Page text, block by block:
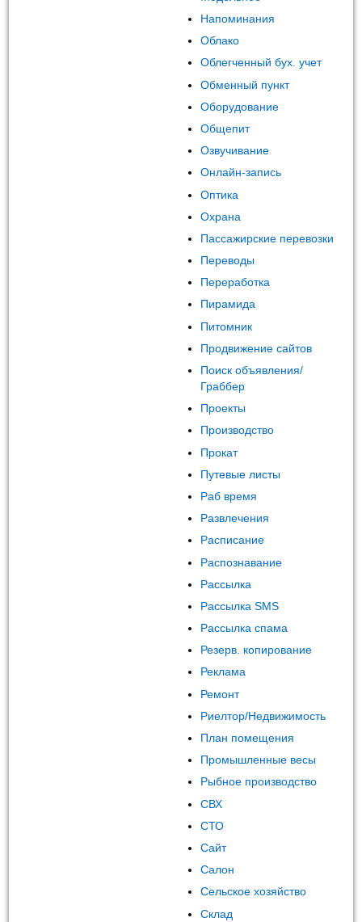
Напоминания
Облако
Облегченный бух. учет
Обменный пункт
Оборудование
Общепит
Озвучивание
Онлайн-запись
Оптика
Охрана
Пассажирские перевозки
Переводы
Переработка
Пирамида
Питомник
Продвижение сайтов
Поиск объявления/
Граббер
Проекты
Производство
Прокат
Путевые листы
Раб время
Развлечения
Расписание
Распознавание
Рассылка
Рассылка SMS
Рассылка спама
Резерв. копирование
Реклама
Ремонт
Риелтор/Недвижимость
План помещения
Промышленные весы
Рыбное производство
СВХ
СТО
Сайт
Салон
Сельское хозяйство
Склад